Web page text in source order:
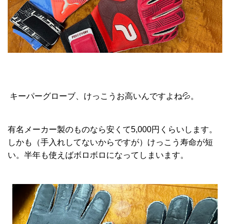
キーパーグローブ、けっこうお高いんですよね💦。
有名メーカー製のものなら安くて5,000円くらいします。
しかも（手入れしてないからですが）けっこう寿命が短
い。半年も使えばボロボロになってしまいます。